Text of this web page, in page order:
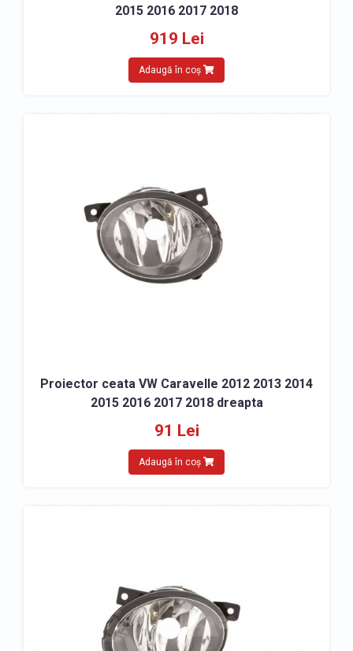
2015 2016 2017 2018
919 Lei
Adaugă în coș
Proiector ceata VW Caravelle 2012 2013 2014
2015 2016 2017 2018 dreapta
91 Lei
Adaugă în coș